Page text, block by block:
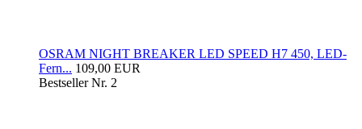
OSRAM NIGHT BREAKER LED SPEED H7 450, LED-
Fern... 109,00 EUR
Bestseller Nr. 2